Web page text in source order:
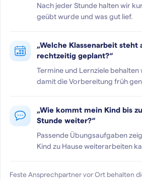
Nach jeder Stunde halten wir
geübt wurde und was gut lief.
„Welche Klassenarbeit steht
rechtzeitig geplant?“
Termine und Lernziele behalten
damit die Vorbereitung früh
„Wie kommt mein Kind bis
Stunde weiter?“
Passende Übungsaufgaben
Kind zu Hause weiterarbeiten
Feste Ansprechpartner vor Ort behalten